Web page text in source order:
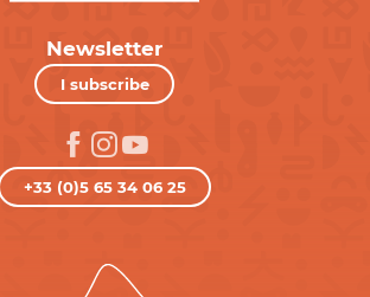
Newsletter
I subscribe
+33 (0)5 65 34 06 25